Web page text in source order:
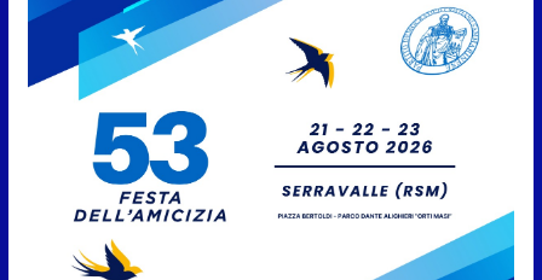
San Marino Academy.
Femminile: quattro Primavera
aggregate alla Prima Squadra
San Marino. “Cena Tramonto &
Live” una serata di
divertimento, arte, buona
cucina e solidarietà, a Faetano.
Con la firma e la regia di